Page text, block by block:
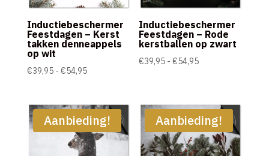
Inductiebeschermer
Feestdagen – Kerst
takken denneappels
op wit
€39,95 - €54,95Prijsklasse:
€54,95
Inductiebeschermer
Feestdagen – Rode
kerstballen op zwart
€39,95 - €54,95Prijsklasse:
€54,95
Aanbieding! Aanbieding!